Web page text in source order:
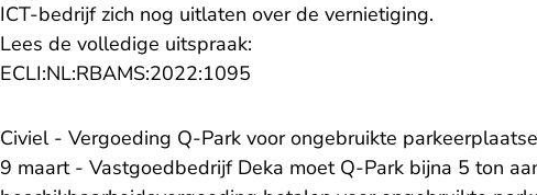
ICT-bedrijf zich nog uitlaten over de vernietiging.
Lees de volledige uitspraak:
ECLI:NL:RBAMS:2022:1095
Civiel - Vergoeding Q-Park voor ongebruikte
9 maart - Vastgoedbedrijf Deka moet Q-Park bijna 5 ton